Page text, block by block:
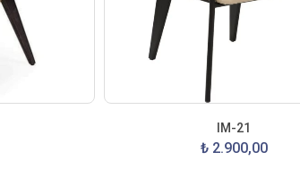
IM-21
₺ 2.900,00